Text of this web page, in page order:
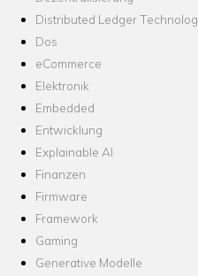
Distributed Ledger
Dos
eCommerce
Elektronik
Embedded
Entwicklung
Explainable AI
Finanzen
Firmware
Framework
Gaming
Generative Modelle